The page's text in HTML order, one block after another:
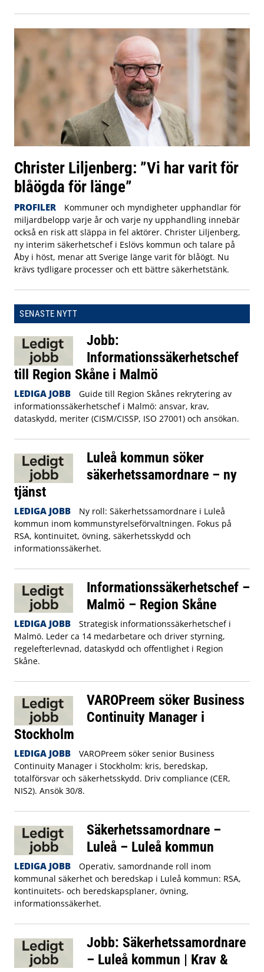
Christer Liljenberg: ”Vi har varit för
blåögda för länge”
PROFILER
Kommuner och myndigheter upphandlar för
miljardbelopp varje år och varje ny upphandling innebär
också en risk att släppa in fel aktörer. Christer Liljenberg,
ny interim säkerhetschef i Eslövs kommun och talare på
Åby i höst, menar att Sverige länge varit för blåögt. Nu
krävs tydligare processer och ett bättre säkerhetstänk.
SENASTE NYTT
Jobb:
Informationssäkerhetschef
till Region Skåne i Malmö
LEDIGA JOBB
Guide till Region Skånes rekrytering av
informationssäkerhetschef i Malmö: ansvar, krav,
dataskydd, meriter (CISM/CISSP, ISO 27001) och ansökan.
Luleå kommun söker
säkerhetssamordnare – ny
tjänst
LEDIGA JOBB
Ny roll: Säkerhetssamordnare i Luleå
kommun inom kommunstyrelseförvaltningen. Fokus på
RSA, kontinuitet, övning, säkerhetsskydd och
informationssäkerhet.
Informationssäkerhetschef –
Malmö – Region Skåne
LEDIGA JOBB
Strategisk informationssäkerhetschef i
Malmö. Leder ca 14 medarbetare och driver styrning,
regelefterlevnad, dataskydd och offentlighet i Region
Skåne.
VAROPreem söker Business
Continuity Manager i
Stockholm
LEDIGA JOBB
VAROPreem söker senior Business
Continuity Manager i Stockholm: kris, beredskap,
totalförsvar och säkerhetsskydd. Driv compliance (CER,
NIS2). Ansök 30/8.
Säkerhetssamordnare –
Luleå – Luleå kommun
LEDIGA JOBB
Operativ, samordnande roll inom
kommunal säkerhet och beredskap i Luleå kommun: RSA,
kontinuitets- och beredskapsplaner, övning,
informationssäkerhet.
Jobb: Säkerhetssamordnare
– Luleå kommun | Krav &